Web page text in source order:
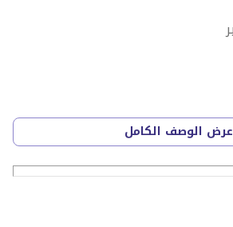
عرض الوصف الكامل